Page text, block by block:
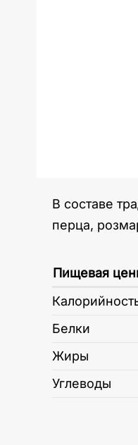
В составе
перца,
Пищевая
Белки
Жиры
Углеводы